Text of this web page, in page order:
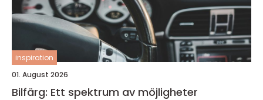
inspiration
01. August 2026
Bilfärg: Ett spektrum av möjligheter